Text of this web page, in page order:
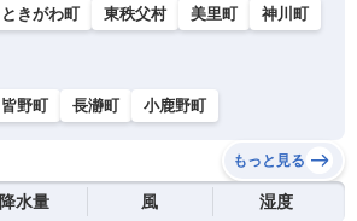
ときがわ町 東秩父村 美里町
神川町
皆野町 長瀞町 小鹿野町
もっと見る
降水量 風 湿度